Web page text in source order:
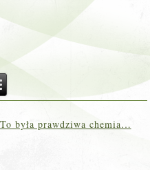
To była prawdziwa chemia…